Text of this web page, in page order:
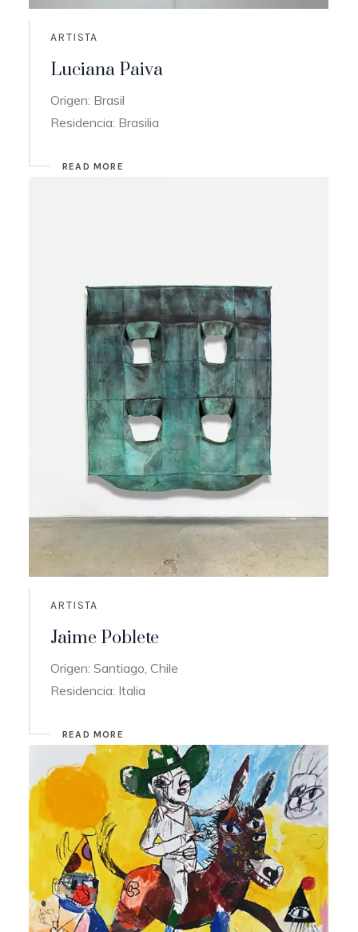
ARTISTA
Luciana Paiva
Origen: Brasil
Residencia: Brasilia
READ MORE
ARTISTA
Jaime Poblete
Origen: Santiago, Chile
Residencia: Italia
READ MORE